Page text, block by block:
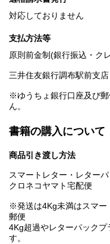
対応しておりません
支払方法等
原則前金制(銀行振込・ク
三井住友銀行調布駅前
※ゆうちょ銀行口座及び
ん。
書籍の購入について
商品引き渡し方法
スマートレター・レター
クロネコヤマト宅配便
※発送は4Kg未満はスマー
郵便
4Kg超過やレターパック
す。